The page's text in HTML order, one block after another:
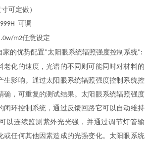
可定做）
可调
m2任意设定
家的优势配置"太阳眼系统辐照强度控制系统":
老化的速度，光谱的不同则可能同时对材料的
生影响。通过太阳眼系统辐照强度控制系统控
确，可重复的测试结果。太阳眼系统辐照强度
闭环控制系统，通过反馈回路它可以自动维持
以连续监测紫外光光强，并通过调节灯管输
或任何其他因素造成的光强变化。太阳眼系统